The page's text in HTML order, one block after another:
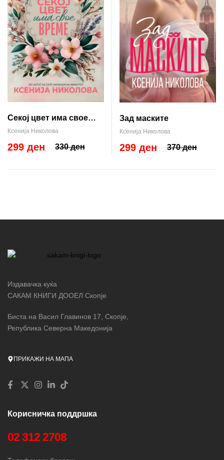
Секој цвет има свое
време
Ксенија Николова
330 ден
299 ден
Зад маските
Ксенија Николова
370 ден
299 ден
Издавачка куќа
САКАМ КНИГИ ДООЕЛ Скопје
Биста на Васил Главинов 17, Скопје,
Република Северна Македонија
ПРИКАЖИ НА МАПА
Корисничка поддршка
02 312 2708